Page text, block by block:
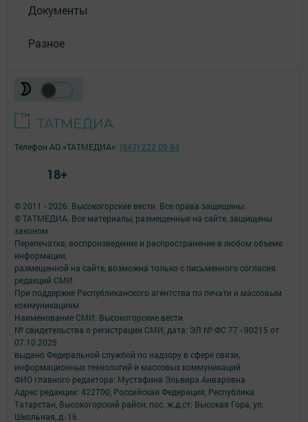
Документы
Разное
© 2011 - 2026. Высокогорские вести. Все права защищены.
© ТАТМЕДИА. Все материалы, размещенные на сайте, защищены
законом.
Перепечатка, воспроизведение и распространение в любом объеме
информации,
размещенной на сайте, возможна только с письменного согласия
редакций СМИ.
При поддержке Республиканского агентства по печати и массовым
коммуникациям.
Наименование СМИ: Высокогорские вести
№ свидетельства о регистрации СМИ, дата: ЭЛ № ФС 77 - 90215 от
07.10.2025
выдано Федеральной службой по надзору в сфере связи,
информационных технологий и массовых коммуникаций
ФИО главного редактора: Мустафина Эльвира Анваровна
Адрес редакции: 422700, Российская Федерация, Республика
Татарстан, Высокогорский район, пос. ж.д.ст. Высокая Гора, ул.
Школьная, д. 16
Телефон АО «ТАТМЕДИА»: (843) 222 09 84
18+